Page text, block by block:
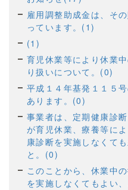
雇用調整助成金は、そ
っています。(1)
(1)
育児休業等により休業
り扱いについて。(0)
平成１４年基発１１５
あります。(0)
事業者は、定期健康診
が育児休業、療養等に
康診断を実施しなくて
と。(0)
このことから、休業中
を実施しなくてもよい